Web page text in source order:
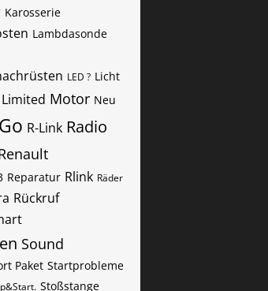
Karosserie
Lambdasonde
LED ? Licht
Limited Motor Neu
R-Link Radio
Reparatur Rlink Räder
Rückruf
Sound
Paket Startprobleme
Stoßstange